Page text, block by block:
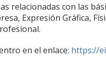
con las
Expresión Gráfica,
en el enlace: https://